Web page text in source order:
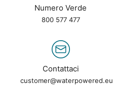
Numero Verde
800 577 477
Contattaci
customer@waterpowered.eu